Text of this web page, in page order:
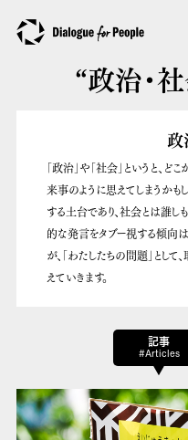
“政治・
政
「政治」や「社会」というと、
来事のように思えてしまうかも
する土台であり、社会とは誰し
的な発言をタブー視する傾向
が、「わたしたちの問題」とし
えていきます。
記事
#Articles